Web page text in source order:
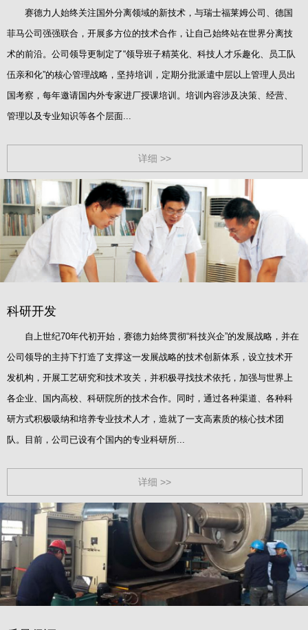
赛德力人始终关注国外分离领域的新技术，与瑞士福莱姆公司、德国
菲马公司强强联合，开展多方位的技术合作，让自己始终站在世界分离技
术的前沿。公司领导更制定了“领导班子精英化、科技人才乐趣化、员工队
伍亲和化”的核心管理战略，坚持培训，定期分批派遣中层以上管理人员出
国考察，每年邀请国内外专家进厂授课培训。培训内容涉及决策、经营、
管理以及专业知识等各个层面...
详细 >>
科研开发
自上世纪70年代初开始，赛德力始终贯彻“科技兴企”的发展战略，并在
公司领导的主持下打造了支撑这一发展战略的技术创新体系，设立技术开
发机构，开展工艺研究和技术攻关，并积极寻找技术依托，加强与世界上
各企业、国内高校、科研院所的技术合作。同时，通过各种渠道、各种科
研方式积极吸纳和培养专业技术人才，造就了一支高素质的核心技术团
队。目前，公司已设有个国内的专业科研所...
详细 >>